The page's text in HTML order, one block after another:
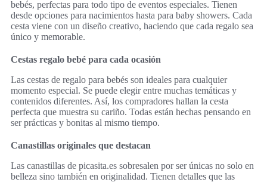
bebés, perfectas para todo tipo de eventos especiales. Tienen
desde opciones para nacimientos hasta para baby showers. Cada
cesta viene con un diseño creativo, haciendo que cada regalo sea
único y memorable.
Cestas regalo bebé para cada ocasión
Las cestas de regalo para bebés son ideales para cualquier
momento especial. Se puede elegir entre muchas temáticas y
contenidos diferentes. Así, los compradores hallan la cesta
perfecta que muestra su cariño. Todas están hechas pensando en
ser prácticas y bonitas al mismo tiempo.
Canastillas originales que destacan
Las canastillas de picasita.es sobresalen por ser únicas no solo en
belleza sino también en originalidad. Tienen detalles que las